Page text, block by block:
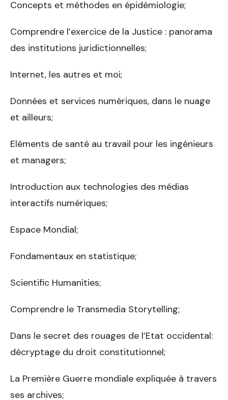
Concepts et méthodes en épidémiologie;
Comprendre l’exercice de la Justice : panorama
des institutions juridictionnelles;
Internet, les autres et moi;
Données et services numériques, dans le nuage
et ailleurs;
Eléments de santé au travail pour les ingénieurs
et managers;
Introduction aux technologies des médias
interactifs numériques;
Espace Mondial;
Fondamentaux en statistique;
Scientific Humanities;
Comprendre le Transmedia Storytelling;
Dans le secret des rouages de l’Etat occidental:
décryptage du droit constitutionnel;
La Première Guerre mondiale expliquée à travers
ses archives;